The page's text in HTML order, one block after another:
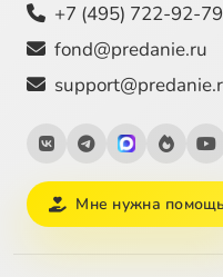
+7 (495) 722-92-79
fond@predanie.ru
Мне нужна помощь